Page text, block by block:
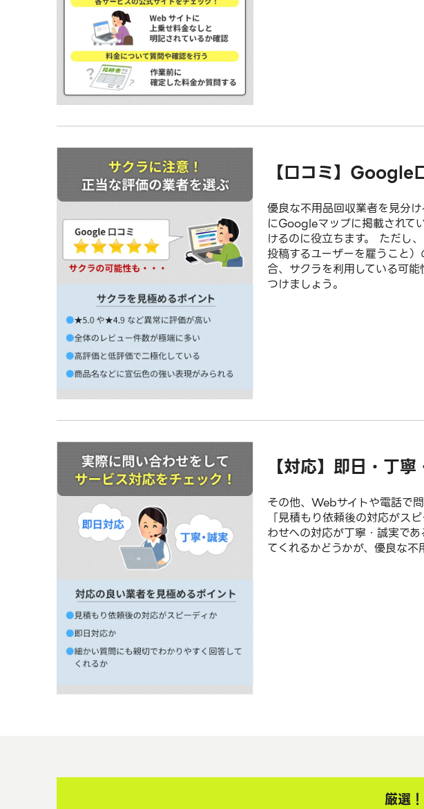
【口コミ】Google
優良な不用品回収業者を見分
にGoogleマップに掲載されて
けるのに役立ちます。 ただし
投稿するユーザーを雇うこと
合、サクラを利用している可
つけましょう。
【対応】即日・丁
その他、Webサイトや電話で
「見積もり依頼後の対応がス
わせへの対応が丁寧・誠実で
てくれるかどうかが、優良な不
厳選